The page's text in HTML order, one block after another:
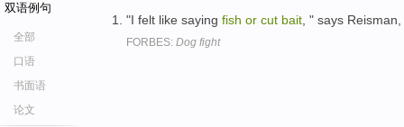
双语例句
全部
口语
书面语
论文
"I felt like saying fish or cut bait , " says
FORBES: Dog fight